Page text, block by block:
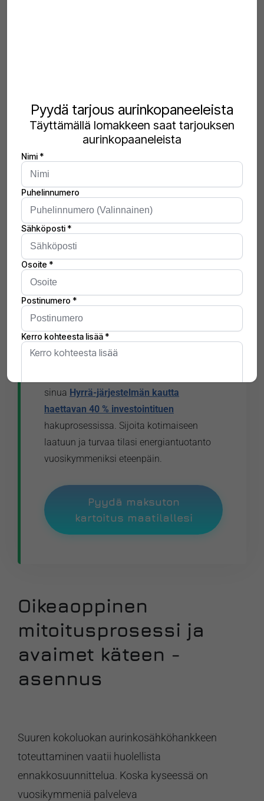
TOTEUTUKSENA
Salo Solar Oy tarjoaa maatiloille ja
aurinkosähköjärjestelmät. Järjestelmissä
käytetään Salossa – entisissä Nokian
tiloissa – pitkälle automatisoidusti
valmistettuja kotimaisia
aurinkopaneeleita
kestämään Pohjolan raskaat lumikuormat
ja rajut lämpötilanvaihtelut.
kaiken: tarkan mitoituksen, rakenteellisen
arvioinnin, asennuksen ja kytkennän sekä
sinua Hyrrä-järjestelmän kautta
haettavan 40 % investointituen
hakuprosessissa. Sijoita kotimaiseen
laatuun ja turvaa tilasi energiantuotanto
vuosikymmeniksi eteenpäin.
Pyydä maksuton
kartoitus maatilallesi
Oikeaoppinen
mitoitusprosessi ja
avaimet käteen -
asennus
Suuren kokoluokan aurinkosähköhankkeen
toteuttaminen vaatii huolellista
ennakkosuunnittelua. Koska kyseessä on
vuosikymmeniä palveleva